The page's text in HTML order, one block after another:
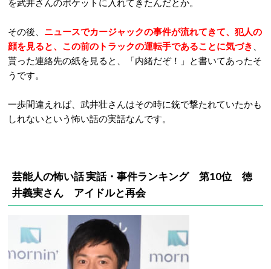
を武井さんのポケットに入れてきたんだとか。
その後、 ニュースでカージャックの事件が流れてきて、犯人の
顔を見ると、この前のトラックの運転手であることに気づき
貰った連絡先の紙を見ると、「内緒だぞ！」と書いてあったそ
うです。
一歩間違えれば、武井壮さんはその時に銃で撃たれていたかも
しれないという怖い話の実話なんです。
芸能人の怖い話 実話・事件ランキング 第10位 徳
井義実さん アイドルと再会